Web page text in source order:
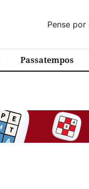
Pense por
Passatempos